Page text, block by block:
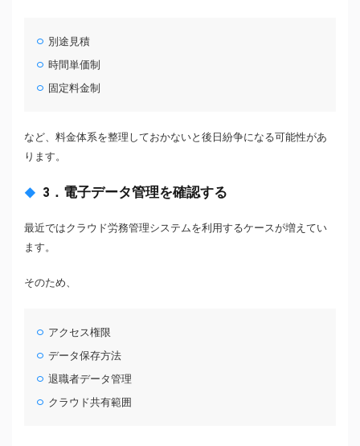
別途見積
時間単価制
固定料金制
など、料金体系を整理しておかないと後日紛争になる可能性があ
ります。
3．電子データ管理を確認する
最近ではクラウド労務管理システムを利用するケースが増えてい
ます。
そのため、
アクセス権限
データ保存方法
退職者データ管理
クラウド共有範囲